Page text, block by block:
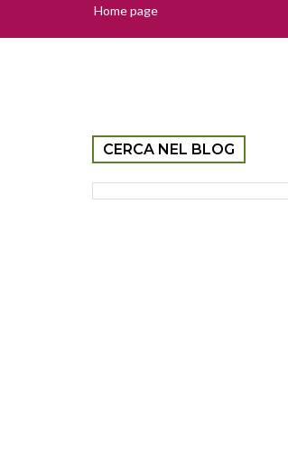
Home page
CERCA NEL BLOG